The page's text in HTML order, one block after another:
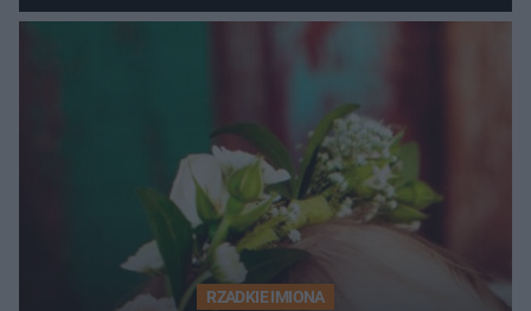
RZADKIE IMIONA